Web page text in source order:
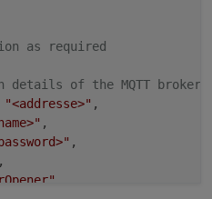
as required
details of the MQTT broker
"<addresse>" ,
,
,